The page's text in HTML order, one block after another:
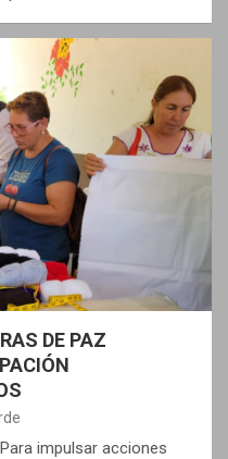
DE PAZ
impulsar acciones